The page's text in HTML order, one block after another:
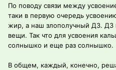
По поводу связи между
таки в первую очередь
жир, а наш злополучный Д3. Д3
вещи. Так что для усвоения
солнышко и еще раз солнышко.
В общем, каждый, конечно,